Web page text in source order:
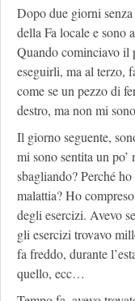
Dopo due giorni
della Fa locale e sono
Quando cominciavo il
eseguirli, ma al terzo,
come se un pezzo di
destro, ma non mi
Il giorno seguente,
mi sono sentita un
sbagliando? Perché
malattia? Ho
degli esercizi. Avevo
gli esercizi trovavo
fa freddo, durante
quello, ecc…